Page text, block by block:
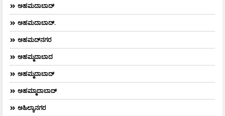
ಅಹಮದಾಬಾದ್
ಅಹಮದಾಬಾದ್‌.
ಅಹಮದ್‌ನಗರ
ಅಹಮ್ಮದಾಬಾದ
ಅಹಮ್ಮದಾಬಾದ್
ಅಹಮ್ಮಾದಾಬಾದ್
ಅಹಿಲ್ಯಾನಗರ